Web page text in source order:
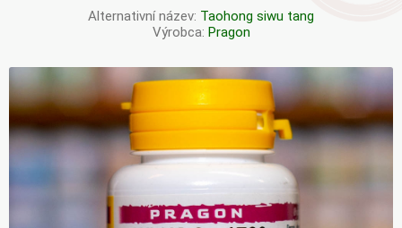
Alternativní název: Taohong siwu tang
Výrobca: Pragon